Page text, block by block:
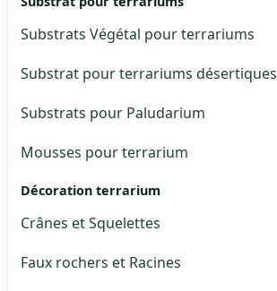
Substrats Végétal pour terrariums
Substrat pour terrariums désertiques
Substrats pour Paludarium
Mousses pour terrarium
Décoration terrarium
Crânes et Squelettes
Faux rochers et Racines